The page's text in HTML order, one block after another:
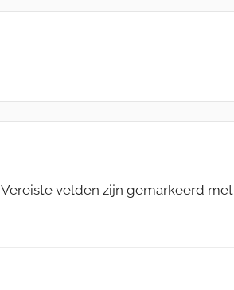
Vereiste velden zijn gemarkeerd met